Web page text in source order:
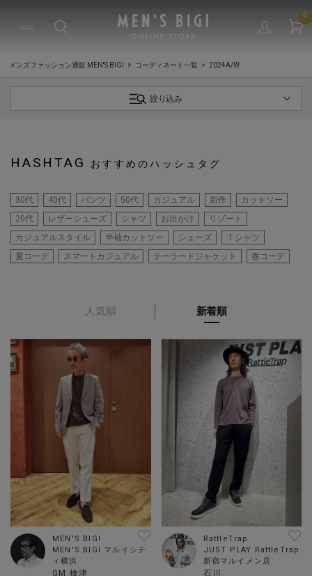
0
メンズファッション通販 MEN'S BIGI コーディネート一覧 2024A/W
絞り込み
HASHTAG おすすめのハッシュタグ
30代 40代 パンツ 50代 カジュアル 新作
カットソー
20代
レザーシューズ シャツ お出かけ
リゾート
カジュアルスタイル
半袖カットソー シューズ
Ｔシャツ
夏コーデ
スマートカジュアル テーラードジャケット 春コーデ
人気順 新着順
MEN'S BIGI
MEN'S BIGI マルイシテ
ィ横浜
GM 橋津
RattleTrap
JUST PLAY RattleTrap
新宿マルイメン店
石川